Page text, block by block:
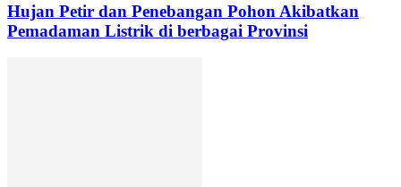
Hujan Petir dan Penebangan Pohon Akibatkan
Pemadaman Listrik di berbagai Provinsi